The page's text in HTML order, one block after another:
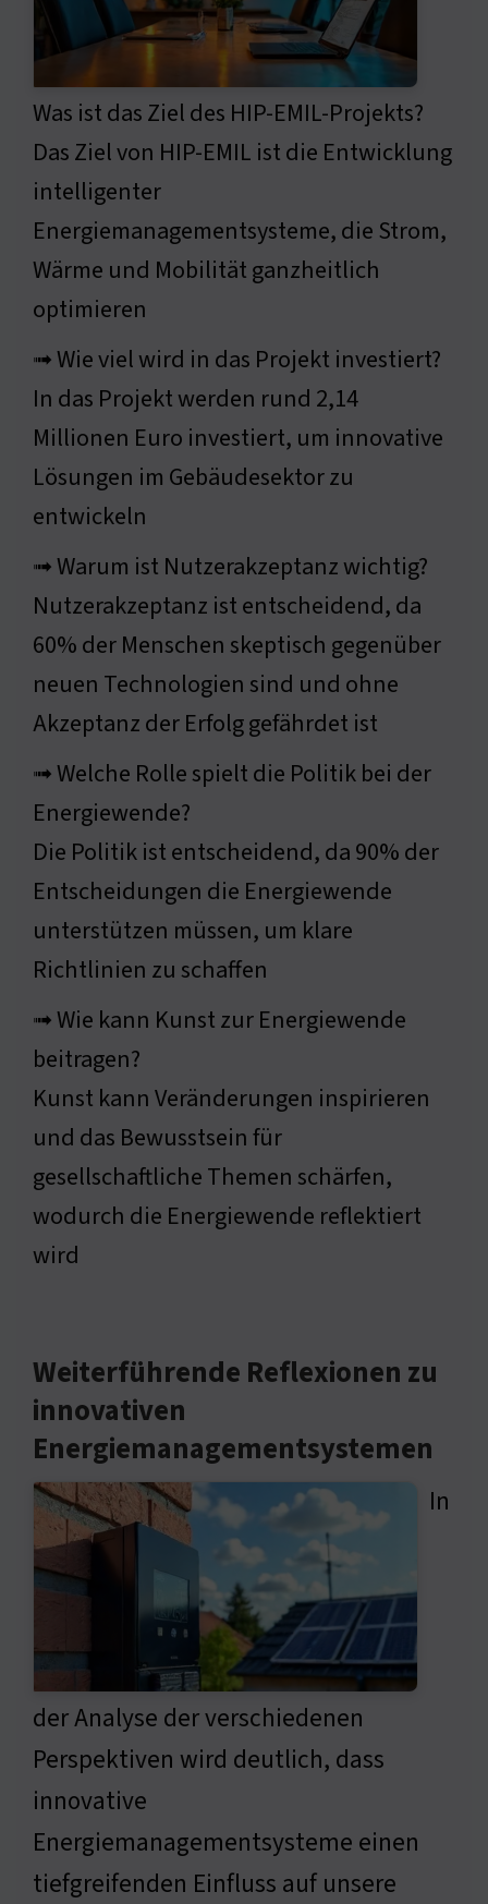
Was ist das Ziel des HIP-EMIL-Projekts?
Das Ziel von HIP-EMIL ist die Entwicklung
intelligenter
Energiemanagementsysteme, die Strom,
Wärme und Mobilität ganzheitlich
optimieren
➟ Wie viel wird in das Projekt investiert?
In das Projekt werden rund 2,14
Millionen Euro investiert, um innovative
Lösungen im Gebäudesektor zu
entwickeln
➟ Warum ist Nutzerakzeptanz wichtig?
Nutzerakzeptanz ist entscheidend, da
60% der Menschen skeptisch gegenüber
neuen Technologien sind und ohne
Akzeptanz der Erfolg gefährdet ist
➟ Welche Rolle spielt die Politik bei der
Energiewende?
Die Politik ist entscheidend, da 90% der
Entscheidungen die Energiewende
unterstützen müssen, um klare
Richtlinien zu schaffen
➟ Wie kann Kunst zur Energiewende
beitragen?
Kunst kann Veränderungen inspirieren
und das Bewusstsein für
gesellschaftliche Themen schärfen,
wodurch die Energiewende reflektiert
wird
Weiterführende Reflexionen zu
innovativen
Energiemanagementsystemen
In
der Analyse der verschiedenen
Perspektiven wird deutlich, dass
innovative
Energiemanagementsysteme einen
tiefgreifenden Einfluss auf unsere